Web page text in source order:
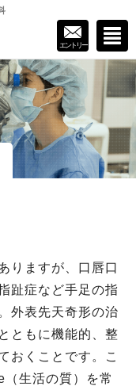
エントリー
りますが、口唇口
趾症など手足の指
外表先天奇形の治
ともに機能的、整
おくことです。こ
生活の質）を常